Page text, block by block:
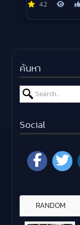
4.2
ค้นหา
Search for:
Social
RANDOM